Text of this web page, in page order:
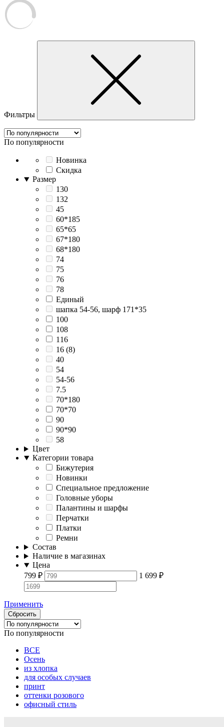
Фильтры
По популярности
Новинка
Скидка
Размер
130
132
45
60*185
65*65
67*180
68*180
74
75
76
78
Единый
шапка 54-56, шарф 171*35
100
108
116
16 (8)
40
54
54-56
7.5
70*180
70*70
90
90*90
58
Цвет
Категории товара
Бижутерия
Новинки
Специальное предложение
Головные уборы
Палантины и шарфы
Перчатки
Платки
Ремни
Состав
Наличие в магазинах
Цена
799 ₽ 1 699 ₽
Применить
Сбросить
По популярности
ВСЕ
Осень
из хлопка
для особых случаев
принт
оттенки розового
офисный стиль